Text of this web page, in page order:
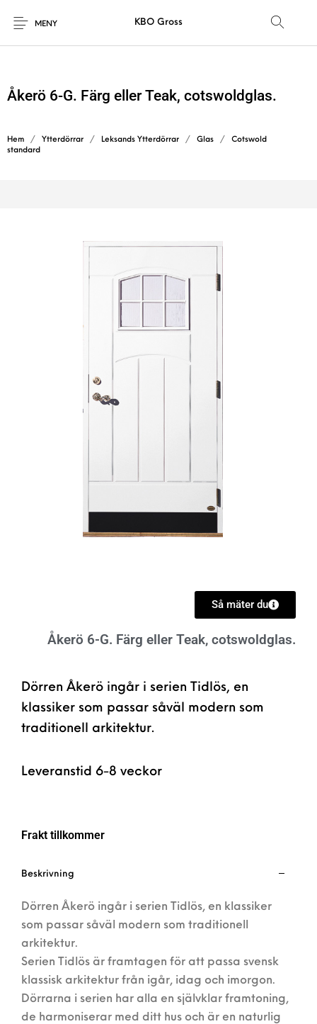
MENY KBO Gross
Åkerö 6-G. Färg eller Teak, cotswoldglas.
Hem / Ytterdörrar / Leksands Ytterdörrar / Glas /
Cotswold
standard
Så mäter du
Åkerö 6-G. Färg eller Teak, cotswoldglas.
Dörren Åkerö ingår i serien Tidlös, en
klassiker som passar såväl modern som
traditionell arkitektur.
Leveranstid 6-8 veckor
Frakt tillkommer
Beskrivning
Dörren Åkerö ingår i serien Tidlös, en klassiker
som passar såväl modern som traditionell
arkitektur.
Serien Tidlös är framtagen för att passa svensk
klassisk arkitektur från igår, idag och imorgon.
Dörrarna i serien har alla en självklar framtoning,
de harmoniserar med ditt hus och är en naturlig